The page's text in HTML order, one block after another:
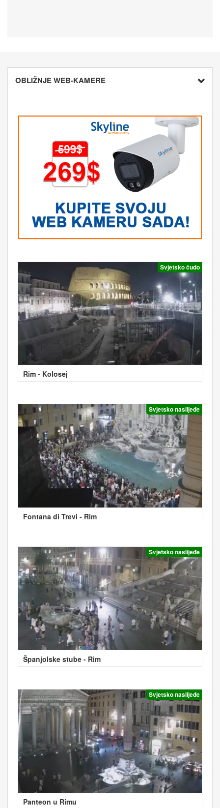
OBLIŽNJE WEB-KAMERE
Svjetsko čudo
Rim - Kolosej
Svjetsko naslijeđe
Fontana di Trevi - Rim
Svjetsko naslijeđe
Španjolske stube - Rim
Svjetsko naslijeđe
Panteon u Rimu